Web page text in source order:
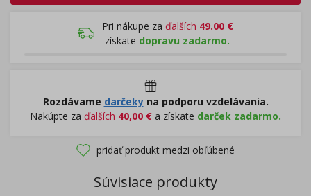
Pri nákupe za ďalších 49.00€
získate dopravu zadarmo.
Rozdávame darčeky na podporu vzdelávania.
Nakúpte za ďalších 40,00 € a získate darček zadarmo.
pridať produkt medzi obľúbené
Súvisiace produkty